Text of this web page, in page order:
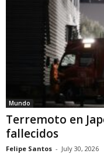
Mundo
Terremoto en
fallecidos
Felipe Santos - July 30, 2026